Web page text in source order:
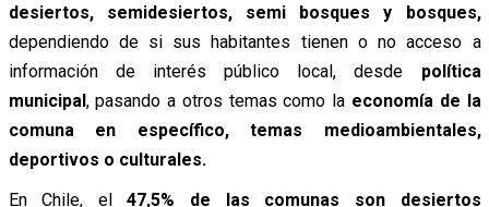
desiertos, semidesiertos, semi bosques y bosques,
dependiendo de si sus habitantes tienen o no acceso a
información de interés público local, desde política
municipal , pasando a otros temas como la economía de la
comuna en específico, temas medioambientales,
deportivos o culturales.
En Chile, el47,5% de las comunas son desiertos